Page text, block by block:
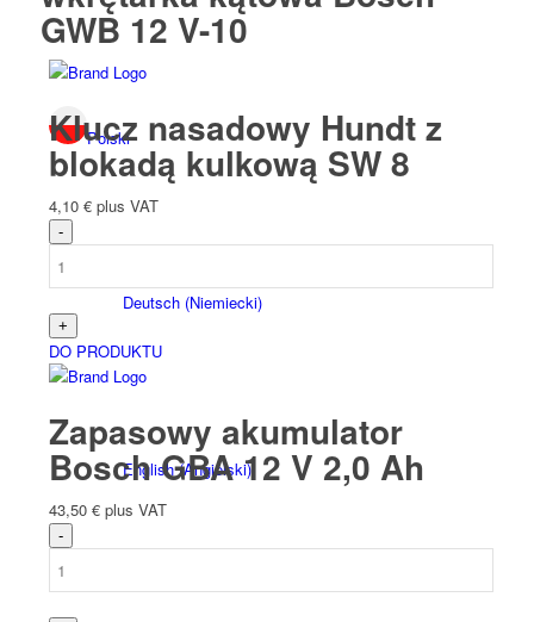
Polski
Deutsch(Niemiecki)
English(Angielski)
GWB 12 V-10
Klucz nasadowy Hundt z
blokadą kulkową SW 8
4,10 € plus VAT
DO PRODUKTU
Zapasowy akumulator
Bosch GBA 12 V 2,0 Ah
43,50 € plus VAT